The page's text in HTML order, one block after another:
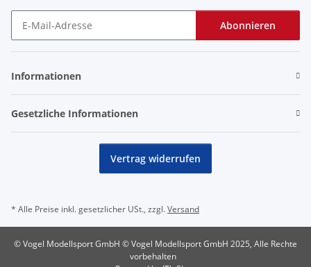
Abonnieren
Informationen
Gesetzliche Informationen
Vertrag widerrufen
* Alle Preise inkl. gesetzlicher USt., zzgl.Versand
© Vogel Modellsport GmbH © Vogel Modellsport GmbH 2025, Alle Rechte
vorbehalten